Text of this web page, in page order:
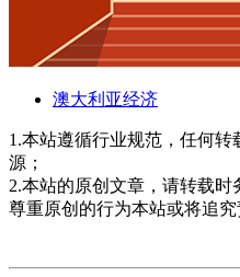
澳大利亚经济
1.本站遵循行业规范，任何
源；
2.本站的原创文章，请转载
尊重原创的行为本站或将追究